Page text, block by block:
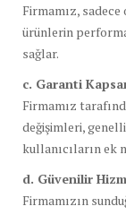
Firmamız,
ürünlerin
sağlar.
c. Garanti
Firmamız
değişimleri,
kullanıcıların ek
d. Güvenilir
Firmamızın